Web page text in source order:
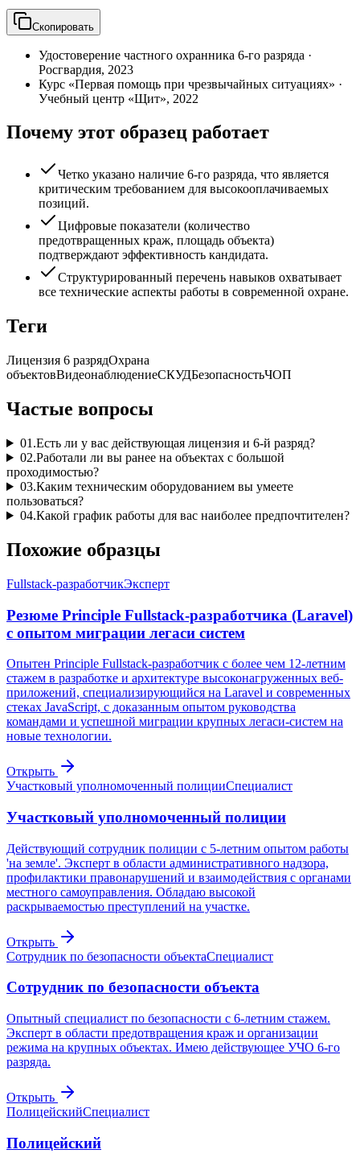
Скопировать
Удостоверение частного охранника 6-го разряда ·
Росгвардия, 2023
Курс «Первая помощь при чрезвычайных ситуациях» ·
Учебный центр «Щит», 2022
Почему этот образец работает
Четко указано наличие 6-го разряда, что является
критическим требованием для высокооплачиваемых
позиций.
Цифровые показатели (количество
предотвращенных краж, площадь объекта)
подтверждают эффективность кандидата.
Структурированный перечень навыков охватывает
все технические аспекты работы в современной охране.
Теги
Лицензия 6 разрядОхрана
объектовВидеонаблюдениеСКУДБезопасностьЧОП
Частые вопросы
01 .Есть ли у вас действующая лицензия и 6-й разряд?
02.Работали ли вы ранее на объектах с большой
проходимостью?
03.Каким техническим оборудованием вы умеете
пользоваться?
04.Какой график работы для вас наиболее предпочтителен?
Похожие образцы
Fullstack-разработчикЭксперт
Резюме Principle Fullstack-разработчика (Laravel)
с опытом миграции легаси систем
Опытен Principle Fullstack-разработчик с более чем 12-летним
стажем в разработке и архитектуре высоконагруженных веб-
приложений, специализирующийся на Laravel и современных
стеках JavaScript, с доказанным опытом руководства
командами и успешной миграции крупных легаси-систем на
новые технологии.
Открыть
Участковый уполномоченный полицииСпециалист
Участковый уполномоченный полиции
Действующий сотрудник полиции с 5-летним опытом работы
'на земле'. Эксперт в области административного надзора,
профилактики правонарушений и взаимодействия с органами
местного самоуправления. Обладаю высокой
раскрываемостью преступлений на участке.
Открыть
Сотрудник по безопасности объектаСпециалист
Сотрудник по безопасности объекта
Опытный специалист по безопасности с 6-летним стажем.
Эксперт в области предотвращения краж и организации
режима на крупных объектах. Имею действующее УЧО 6-го
разряда.
Открыть
ПолицейскийСпециалист
Полицейский